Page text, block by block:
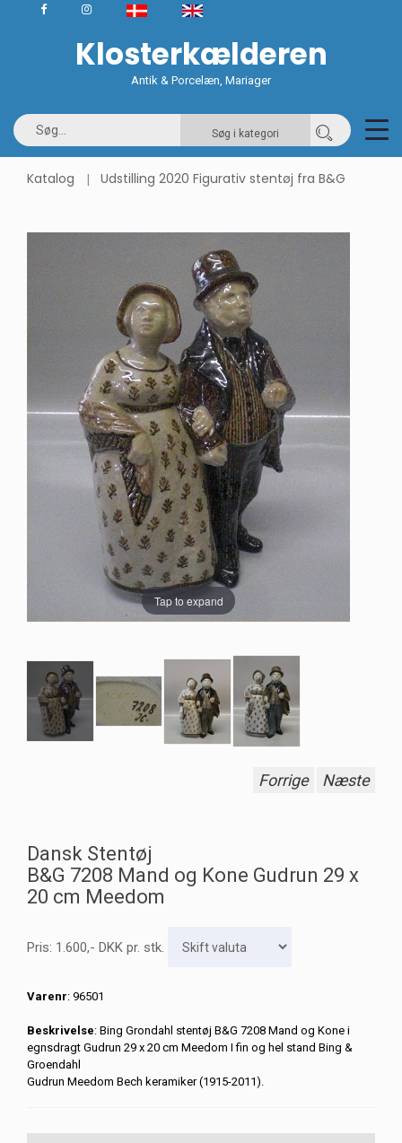
Klosterkælderen
Antik & Porcelæn, Mariager
Søg i kategori
Katalog Udstilling 2020 Figurativ stentøj fra B&G
Tap to expand
Forrige Næste
Dansk Stentøj
B&G 7208 Mand og Kone Gudrun 29 x
20 cm Meedom
Pris: 1.600,- DKK pr. stk.
Varenr: 96501
Beskrivelse: Bing Grondahl stentøj B&G 7208 Mand og Kone i
egnsdragt Gudrun 29 x 20 cm Meedom I fin og hel stand Bing &
Groendahl
Gudrun Meedom Bech keramiker (1915-2011).